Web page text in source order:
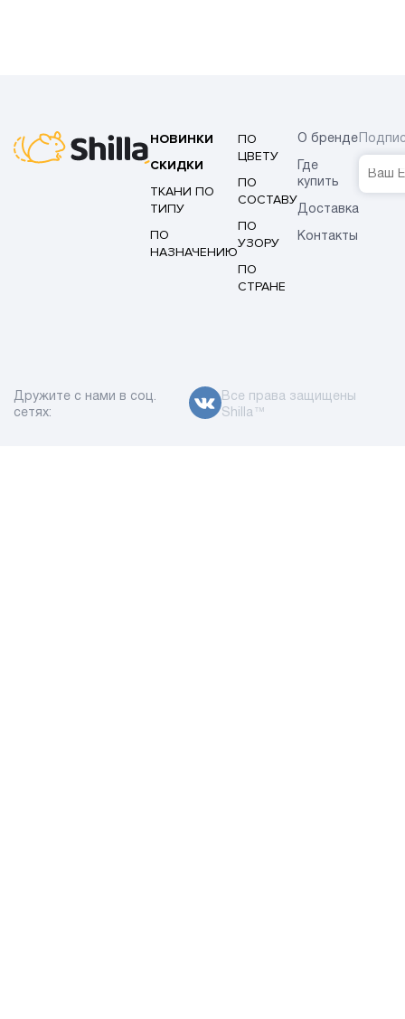
НОВИНКИ
СКИДКИ
ТКАНИ ПО
ТИПУ
ПО
НАЗНАЧЕНИЮ
ПО
ЦВЕТУ
ПО
СОСТАВУ
ПО
УЗОРУ
ПО
СТРАНЕ
О бренде
Где
купить
Доставка
Контакты
Дружите с нами в соц.
сетях:
Все права защищены
Shilla™